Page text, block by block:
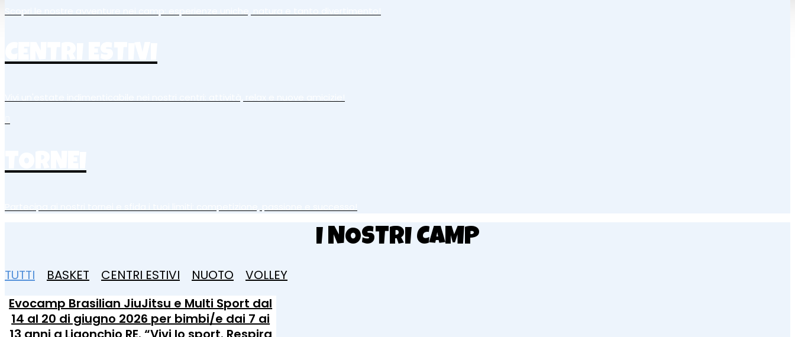
I NOSTRI CAMP
TUTTI BASKET CENTRI ESTIVI NUOTO
VOLLEY
Evocamp Brasilian JiuJitsu e Multi Sport dal
14 al 20 di giugno 2026 per bimbi/e dai 7 ai